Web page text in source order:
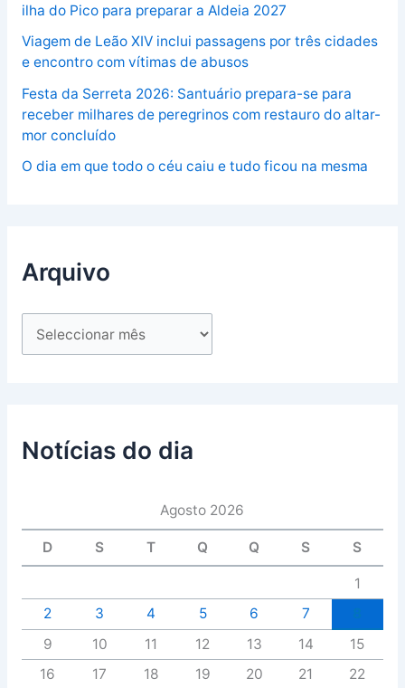
ilha do Pico para preparar a Aldeia 2027
Viagem de Leão XIV inclui passagens por três cidades
e encontro com vítimas de abusos
Festa da Serreta 2026: Santuário prepara-se para
receber milhares de peregrinos com restauro do altar-
mor concluído
O dia em que todo o céu caiu e tudo ficou na mesma
Arquivo
Notícias do dia
Agosto 2026
D S T Q Q S S
1
2
3 4 5 6 7
9
10 11 12 13 14
15
16
17 18 19 20 21
22